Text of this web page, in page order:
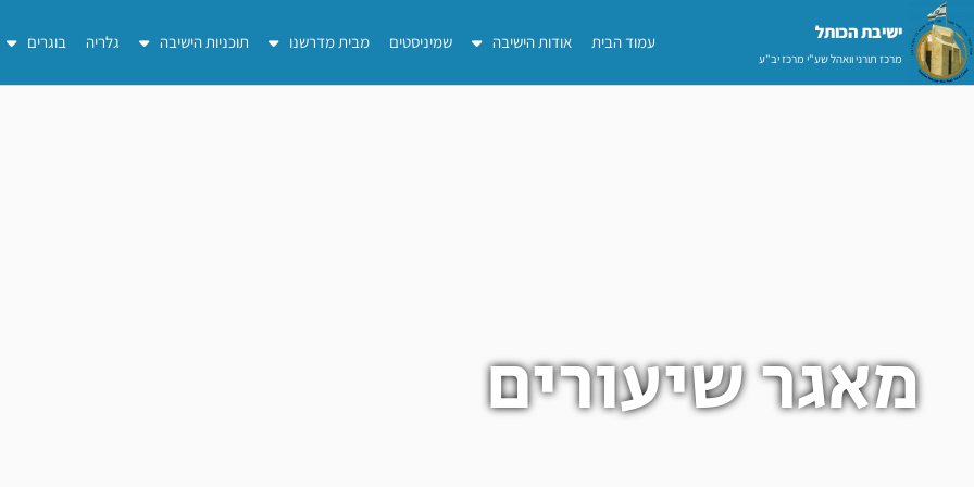
דילוג
לתוכן
ישיבת הכותל​
מרכז תורני וואהל שע"י מרכז יב"ע
עמוד הבית אודות הישיבה שמיניסטים מבית מדרשנו תוכניות הישיבה גלריה בוגרים
מאגר שיעורים